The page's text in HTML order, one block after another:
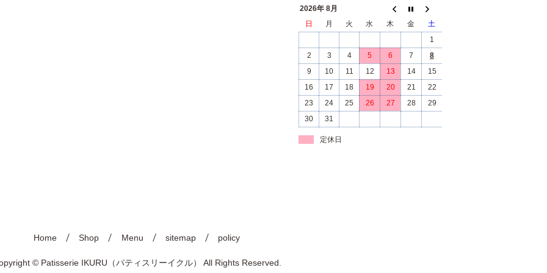
2026年 8月
日
月 火 水 木 金
土
1
2
3 4 5 6 7
8
9
10 11 12 13 14
15
16
17 18 19 20 21
22
23
24 25 26 27 28
29
30
31
定休日
Home Shop Menu sitemap policy
© Patisserie IKURU（パティスリーイクル） All Rights Reserved.